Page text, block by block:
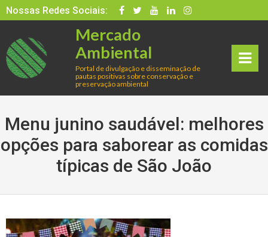
Skip
to
content
Nossas Redes Sociais:
Mercado
Ambiental
Portal de divulgação e disseminação de
pautas positivas sobre conservação e
preservação ambiental
Men
Menu junino saudável: melhores
opções para saborear as comidas
típicas de São João